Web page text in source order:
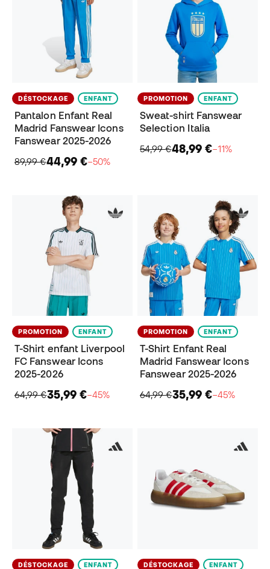
DÉSTOCKAGE ENFANT
Pantalon Enfant Real
Madrid Fanswear Icons
Fanswear 2025-2026
89,99 €44,99 €−50%
PROMOTION ENFANT
Sweat-shirt Fanswear
Selection Italia
54,99 €48,99 €−11%
PROMOTION ENFANT
T-Shirt enfant Liverpool
FC Fanswear Icons
2025-2026
64,99 €35,99 €−45%
PROMOTION ENFANT
T-Shirt Enfant Real
Madrid Fanswear Icons
Fanswear 2025-2026
64,99 €35,99 €−45%
DÉSTOCKAGE ENFANT DÉSTOCKAGE ENFANT